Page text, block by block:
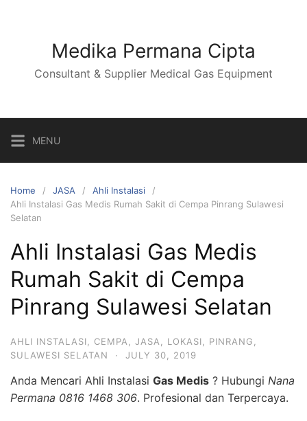
Medika Permana Cipta
Consultant & Supplier Medical Gas Equipment
MENU
Home JASA
Ahli Instalasi
Ahli Instalasi Gas Medis Rumah Sakit di Cempa Pinrang Sulawesi
Selatan
Ahli Instalasi Gas Medis
Rumah Sakit di Cempa
Pinrang Sulawesi Selatan
AHLI INSTALASI CEMPA JASA LOKASI PINRANG
SULAWESI SELATAN
· JULY 30, 2019
Anda Mencari Ahli Instalasi Gas Medis ? Hubungi Nana
Permana 0816 1468 306. Profesional dan Terpercaya.